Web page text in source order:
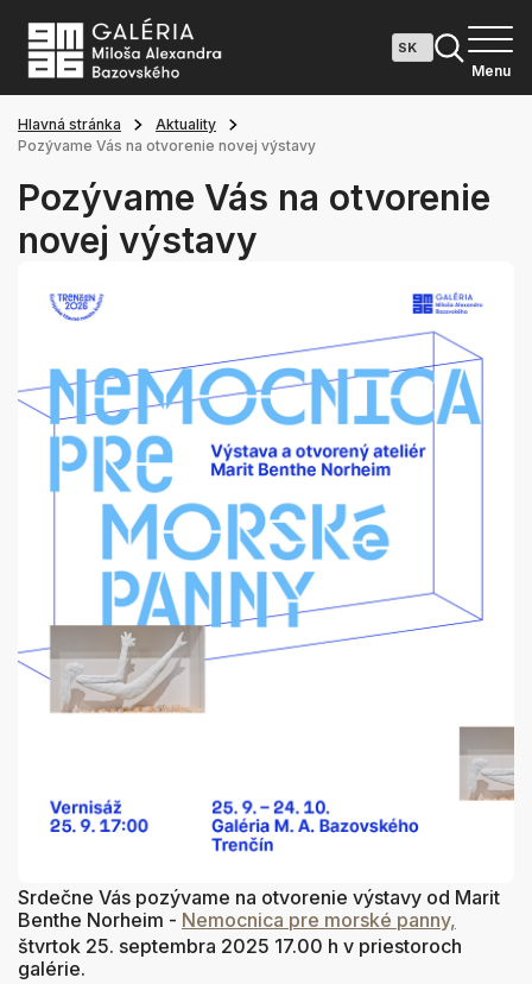
Menu
Hlavná stránka
Aktuality
Pozývame Vás na otvorenie novej výstavy
Pozývame Vás na otvorenie
novej výstavy
Srdečne Vás pozývame na otvorenie výstavy od Marit
Benthe Norheim - Nemocnica pre morské panny,
štvrtok 25. septembra 2025 17.00 h v priestoroch
galérie.